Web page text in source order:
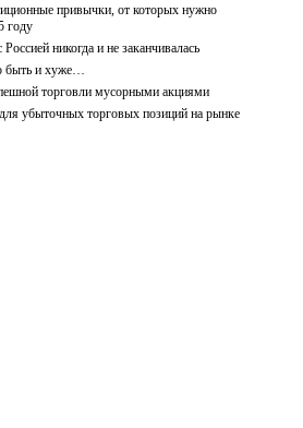
привычки, от которых нужно
году
никогда и не заканчивалась
быть и хуже…
торговли мусорными акциями
убыточных торговых позиций на рынке